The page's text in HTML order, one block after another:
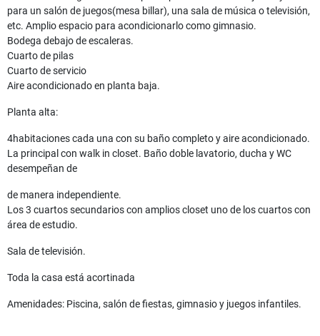
para un salón de juegos(mesa billar), una sala de música o televisión,
etc. Amplio espacio para acondicionarlo como gimnasio.
Bodega debajo de escaleras.
Cuarto de pilas
Cuarto de servicio
Aire acondicionado en planta baja.
Planta alta:
4habitaciones cada una con su baño completo y aire acondicionado.
La principal con walk in closet. Baño doble lavatorio, ducha y WC
desempeñan de
de manera independiente.
Los 3 cuartos secundarios con amplios closet uno de los cuartos con
área de estudio.
Sala de televisión.
Toda la casa está acortinada
Amenidades: Piscina, salón de fiestas, gimnasio y juegos infantiles.